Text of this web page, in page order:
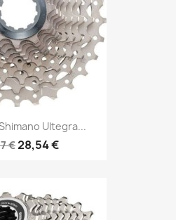
Ultegra...
€28,54 €